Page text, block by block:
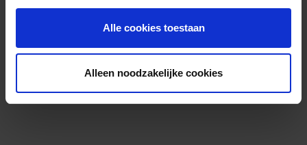
Alle cookies toestaan
Alleen noodzakelijke cookies